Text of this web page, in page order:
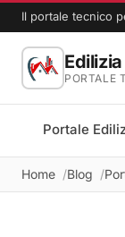
Il portale tecnico
PORTALE
Portale
Home Blog